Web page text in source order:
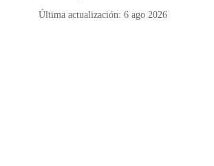
Última actualización: 6 ago 2026